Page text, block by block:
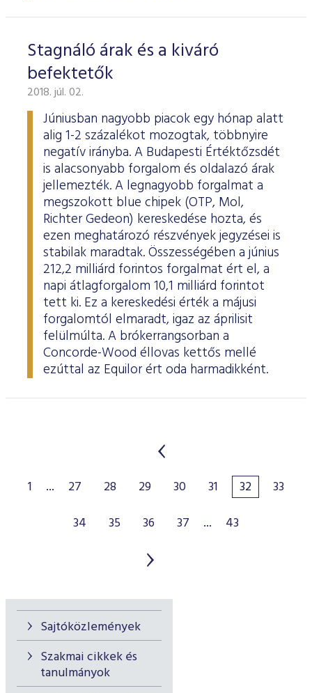
Sajtóközlemények
Szakmai cikkek és
tanulmányok
Stagnáló árak és a kiváró
befektetők
2018. júl. 02.
Júniusban nagyobb piacok egy hónap alatt
alig 1-2 százalékot mozogtak, többnyire
negatív irányba. A Budapesti Értéktőzsdét
is alacsonyabb forgalom és oldalazó árak
jellemezték. A legnagyobb forgalmat a
megszokott blue chipek (OTP, Mol,
Richter Gedeon) kereskedése hozta, és
ezen meghatározó részvények jegyzései is
stabilak maradtak. Összességében a június
212,2 milliárd forintos forgalmat ért el, a
napi átlagforgalom 10,1 milliárd forintot
tett ki. Ez a kereskedési érték a májusi
forgalomtól elmaradt, igaz az áprilisit
felülmúlta. A brókerrangsorban a
Concorde-Wood éllovas kettős mellé
ezúttal az Equilor ért oda harmadikként.
1 ... 27 28 29 30 31 32
33
34
35 36 37 ... 43